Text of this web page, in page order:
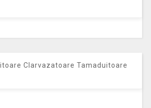
Clarvazatoare Tamaduitoare